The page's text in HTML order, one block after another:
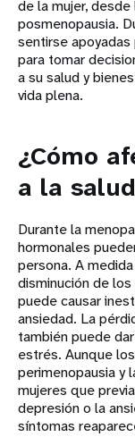
de la mujer,
posmenopausia.
sentirse
para tomar
a su salud y
vida plena.
¿Cómo
a la
Durante la
hormonales
persona. A
disminución de
puede causar
ansiedad. La
también puede
estrés. Aunque
perimenopausia y
mujeres que
depresión o la
síntomas